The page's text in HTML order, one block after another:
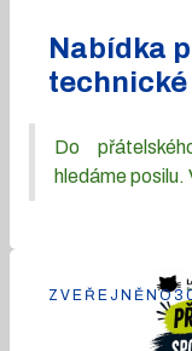
Nabídka
technické
Do
hledáme
ZVEŘEJNĚNO